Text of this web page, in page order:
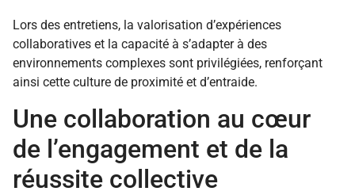
Lors des entretiens, la valorisation d’expériences
collaboratives et la capacité à s’adapter à des
environnements complexes sont privilégiées, renforçant
ainsi cette culture de proximité et d’entraide.
Une collaboration au cœur
de l’engagement et de la
réussite collective